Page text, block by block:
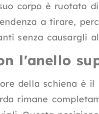
corpo è ruotato
a tirare,
senza causargli
l'anello
della schiena è il
rimane